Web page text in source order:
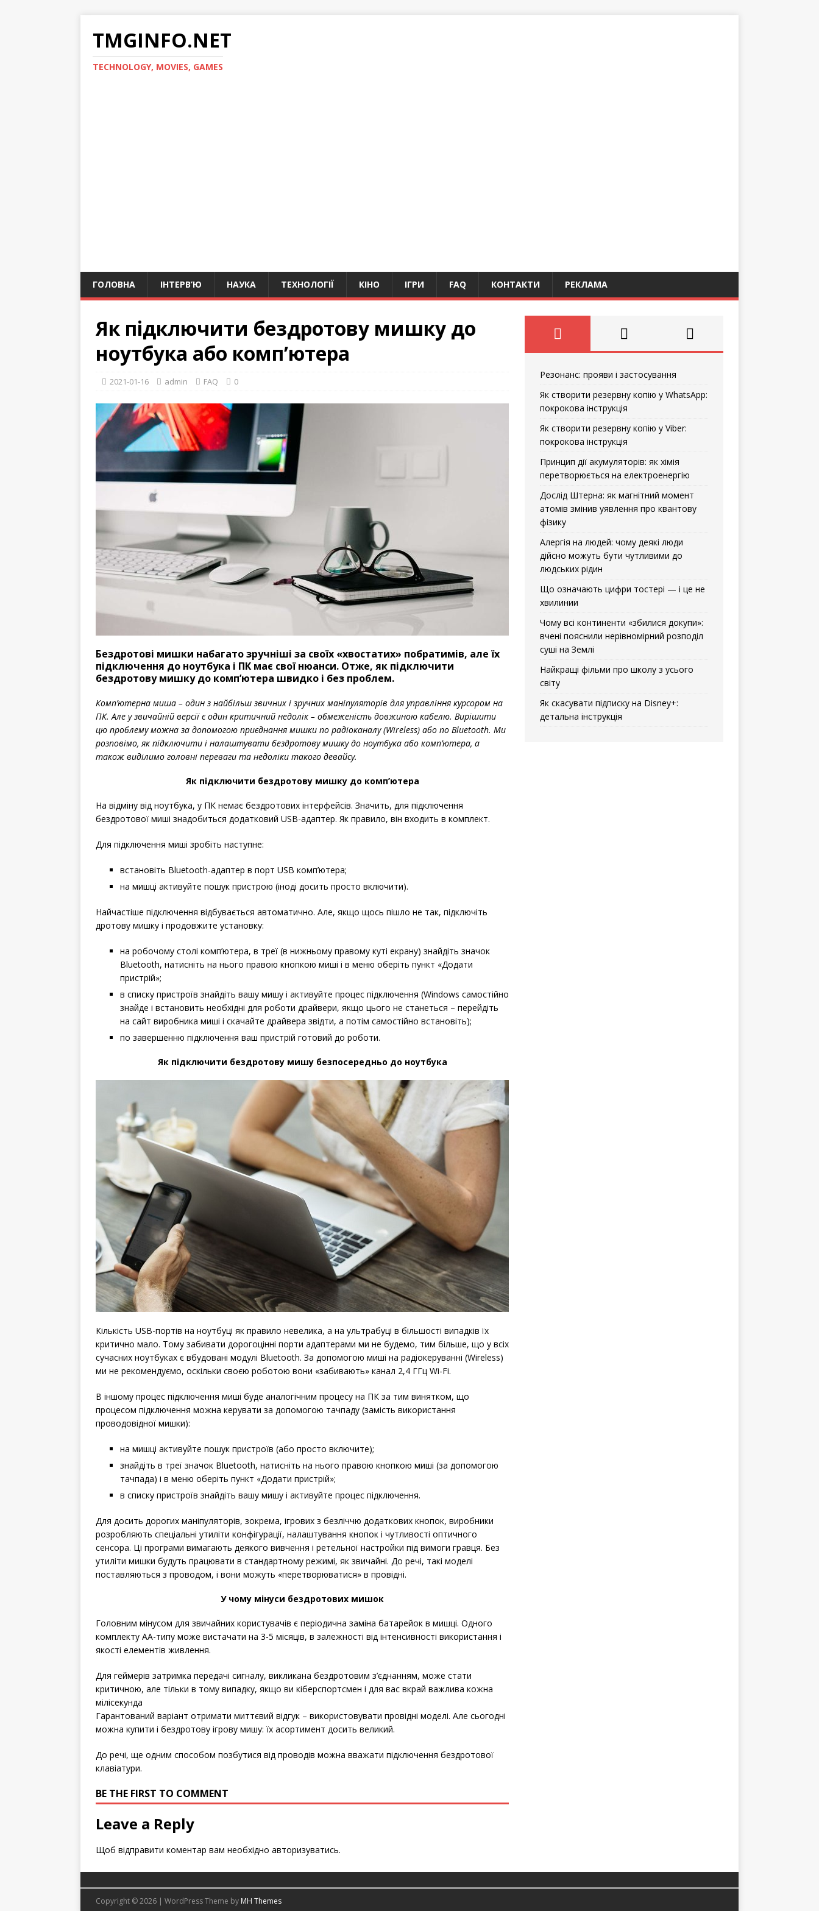
TMGINFO.NET
ТECHNOLOGY, MOVIES, GAMES
ГОЛОВНА ІНТЕРВ’Ю НАУКА ТЕХНОЛОГІЇ КІНО ІГРИ FAQ КОНТАКТИ РЕКЛАМА
Як підключити бездротову мишку до
ноутбука або комп’ютера
2021-01-16 admin FAQ 0
Бездротові мишки набагато зручніші за своїх «хвостатих» побратимів, але їх
підключення до ноутбука і ПК має свої нюанси. Отже, як підключити
бездротову мишку до комп’ютера швидко і без проблем.
Комп’ютерна миша – один з найбільш звичних і зручних маніпуляторів для управління курсором на
ПК. Але у звичайній версії є один критичний недолік – обмеженість довжиною кабелю. Вирішити
цю проблему можна за допомогою приєднання мишки по радіоканалу (Wireless) або по Bluetooth. Ми
розповімо, як підключити і налаштувати бездротову мишку до ноутбука або комп’ютера, а
також виділимо головні переваги та недоліки такого девайсу.
Як підключити бездротову мишку до комп’ютера
На відміну від ноутбука, у ПК немає бездротових інтерфейсів. Значить, для підключення
бездротової миші знадобиться додатковий USB-адаптер. Як правило, він входить в комплект.
Для підключення миші зробіть наступне:
встановіть Bluetooth-адаптер в порт USB комп’ютера;
на мишці активуйте пошук пристрою (іноді досить просто включити).
Найчастіше підключення відбувається автоматично. Але, якщо щось пішло не так, підключіть
дротову мишку і продовжите установку:
на робочому столі комп’ютера, в треї (в нижньому правому куті екрану) знайдіть значок
Bluetooth, натисніть на нього правою кнопкою миші і в меню оберіть пункт «Додати
пристрій»;
в списку пристроїв знайдіть вашу мишу і активуйте процес підключення (Windows самостійно
знайде і встановить необхідні для роботи драйвери, якщо цього не станеться – перейдіть
на сайт виробника миші і скачайте драйвера звідти, а потім самостійно встановіть);
по завершенню підключення ваш пристрій готовий до роботи.
Як підключити бездротову мишу безпосередньо до ноутбука
Кількість USB-портів на ноутбуці як правило невелика, а на ультрабуці в більшості випадків їх
критично мало. Тому забивати дорогоцінні порти адаптерами ми не будемо, тим більше, що у всіх
сучасних ноутбуках є вбудовані модулі Bluetooth. За допомогою миші на радіокеруванні (Wireless)
ми не рекомендуємо, оскільки своєю роботою вони «забивають» канал 2,4 ГГц Wi-Fi.
В іншому процес підключення миші буде аналогічним процесу на ПК за тим винятком, що
процесом підключення можна керувати за допомогою тачпаду (замість використання
проводовідної мишки):
на мишці активуйте пошук пристроїв (або просто включите);
знайдіть в треї значок Bluetooth, натисніть на нього правою кнопкою миші (за допомогою
тачпада) і в меню оберіть пункт «Додати пристрій»;
в списку пристроїв знайдіть вашу мишу і активуйте процес підключення.
Для досить дорогих маніпуляторів, зокрема, ігрових з безліччю додаткових кнопок, виробники
розробляють спеціальні утиліти конфігурації, налаштування кнопок і чутливості оптичного
сенсора. Ці програми вимагають деякого вивчення і ретельної настройки під вимоги гравця. Без
утиліти мишки будуть працювати в стандартному режимі, як звичайні. До речі, такі моделі
поставляються з проводом, і вони можуть «перетворюватися» в провідні.
У чому мінуси бездротових мишок
Головним мінусом для звичайних користувачів є періодична заміна батарейок в мишці. Одного
комплекту AA-типу може вистачати на 3-5 місяців, в залежності від інтенсивності використання і
якості елементів живлення.
Для геймерів затримка передачі сигналу, викликана бездротовим з’єднанням, може стати
критичною, але тільки в тому випадку, якщо ви кіберспортсмен і для вас вкрай важлива кожна
мілісекунда
Гарантований варіант отримати миттєвий відгук – використовувати провідні моделі. Але сьогодні
можна купити і бездротову ігрову мишу: їх асортимент досить великий.
До речі, ще одним способом позбутися від проводів можна вважати підключення бездротової
клавіатури.
BE THE FIRST TO COMMENT
Leave a Reply
Щоб відправити коментар вам необхідно авторизуватись.
Резонанс: прояви і застосування
Як створити резервну копію у WhatsApp:
покрокова інструкція
Як створити резервну копію у Viber:
покрокова інструкція
Принцип дії акумуляторів: як хімія
перетворюється на електроенергію
Дослід Штерна: як магнітний момент
атомів змінив уявлення про квантову
фізику
Алергія на людей: чому деякі люди
дійсно можуть бути чутливими до
людських рідин
Що означають цифри тостері — і це не
хвилинии
Чому всі континенти «збилися докупи»:
вчені пояснили нерівномірний розподіл
суші на Землі
Найкращі фільми про школу з усього
світу
Як скасувати підписку на Disney+:
детальна інструкція
Copyright © 2026 | WordPress Theme by MH Themes